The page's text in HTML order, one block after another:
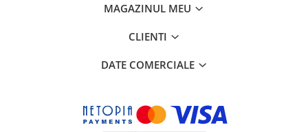
MAGAZINUL MEU
CLIENTI
DATE COMERCIALE